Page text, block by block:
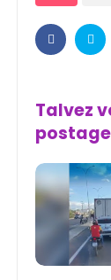
Talvez